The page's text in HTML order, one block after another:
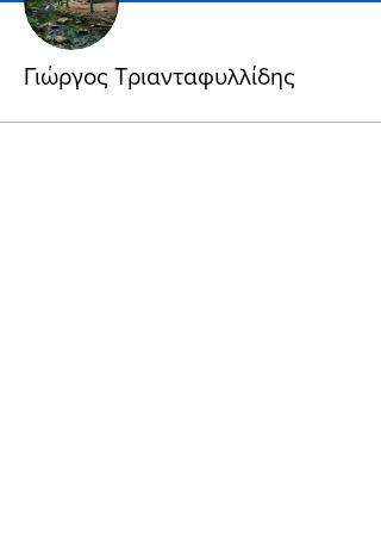
Γιώργος Τριανταφυλλίδης